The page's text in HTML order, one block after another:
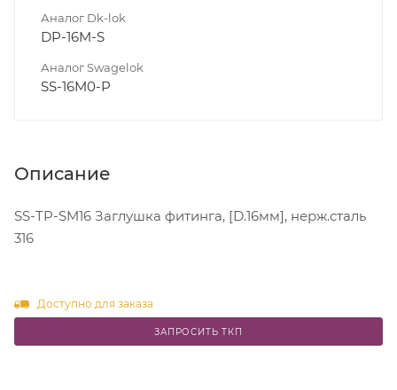
Аналог Dk-lok
DP-16M-S
Аналог Swagelok
SS-16M0-P
Описание
SS-TP-SM16 Заглушка фитинга, [D.16мм], нерж.сталь
316
Доступно для заказа
ЗАПРОСИТЬ ТКП